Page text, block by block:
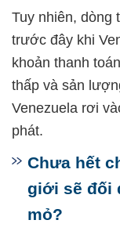
Tuy nhiên, dòng
trước đây khi
khoản thanh
thấp và sản
Venezuela rơi
phát.
Chưa hết
giới sẽ đối
mỏ?